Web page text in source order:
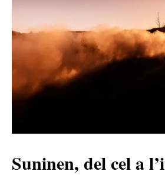
Suninen, del cel a